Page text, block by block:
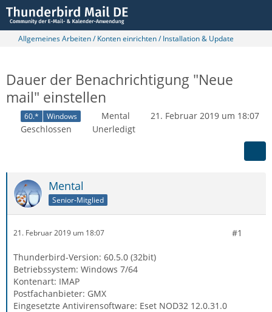
Allgemeines Arbeiten / Konten einrichten / Installation & Update
Dauer der Benachrichtigung "Neue
mail" einstellen
60.* Windows Mental
21. Februar 2019 um 18:07
Geschlossen
Unerledigt
Mental
Senior-Mitglied
21. Februar 2019 um 18:07 #1
Thunderbird-Version: 60.5.0 (32bit)
Betriebssystem: Windows 7/64
Kontenart: IMAP
Postfachanbieter: GMX
Eingesetzte Antivirensoftware: Eset NOD32 12.0.31.0